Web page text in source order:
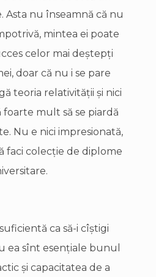
nu înseamnă că nu
mintea ei poate
celor mai deştepţi
doar că nu i se pare
teoria relativităţii şi nici
foarte mult să se piardă
Nu e nici impresionată,
faci colecţie de diplome
ca să-i cîştigi
ea sînt esenţiale bunul
şi capacitatea de a